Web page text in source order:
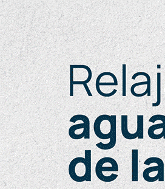
Sábado 8 deAgosto de 2026
Neuquinidad Gabinete
Gobierno
Ley 3444